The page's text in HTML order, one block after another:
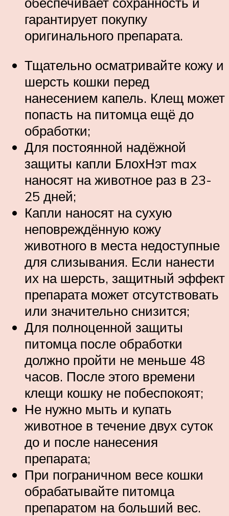
гарантирует покупку
оригинального препарата.
Тщательно осматривайте кожу и
шерсть кошки перед
нанесением капель. Клещ может
попасть на питомца ещё до
обработки;
Для постоянной надёжной
защиты капли БлохНэт max
наносят на животное раз в 23-
25 дней;
Капли наносят на сухую
неповреждённую кожу
животного в места недоступные
для слизывания. Если нанести
их на шерсть, защитный эффект
препарата может отсутствовать
или значительно снизится;
Для полноценной защиты
питомца после обработки
должно пройти не меньше 48
часов. После этого времени
клещи кошку не побеспокоят;
Не нужно мыть и купать
животное в течение двух суток
до и после нанесения
препарата;
При пограничном весе кошки
обрабатывайте питомца
препаратом на больший вес.